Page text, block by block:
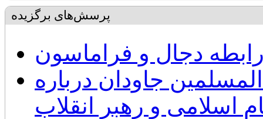
پرسش‌های برگزیده
دجال و فراماسون
جاودان درباره
اسلامی و رهبر انقلاب